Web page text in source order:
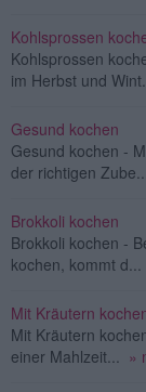
Kohlsprossen
Kohlsprossen
im Herbst und Wint...
Gesund kochen
Gesund kochen -
der richtigen Zube...
Brokkoli kochen
Brokkoli kochen -
kochen, kommt d...
Mit Kräutern
Mit Kräutern
einer Mahlzeit...
»